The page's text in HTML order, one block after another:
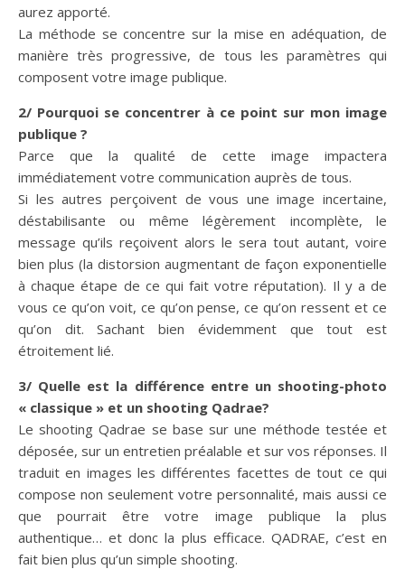
aurez apporté.
La méthode se concentre sur la mise en adéquation, de
manière très progressive, de tous les paramètres qui
composent votre image publique.
2/ Pourquoi se concentrer à ce point sur mon image
publique ?
Parce que la qualité de cette image impactera
immédiatement votre communication auprès de tous.
Si les autres perçoivent de vous une image incertaine,
déstabilisante ou même légèrement incomplète, le
message qu’ils reçoivent alors le sera tout autant, voire
bien plus (la distorsion augmentant de façon exponentielle
à chaque étape de ce qui fait votre réputation). Il y a de
vous ce qu’on voit, ce qu’on pense, ce qu’on ressent et ce
qu’on dit. Sachant bien évidemment que tout est
étroitement lié.
3/ Quelle est la différence entre un shooting-photo
« classique » et un shooting Qadrae?
Le shooting Qadrae se base sur une méthode testée et
déposée, sur un entretien préalable et sur vos réponses. Il
traduit en images les différentes facettes de tout ce qui
compose non seulement votre personnalité, mais aussi ce
que pourrait être votre image publique la plus
authentique… et donc la plus efficace. QADRAE, c’est en
fait bien plus qu’un simple shooting.